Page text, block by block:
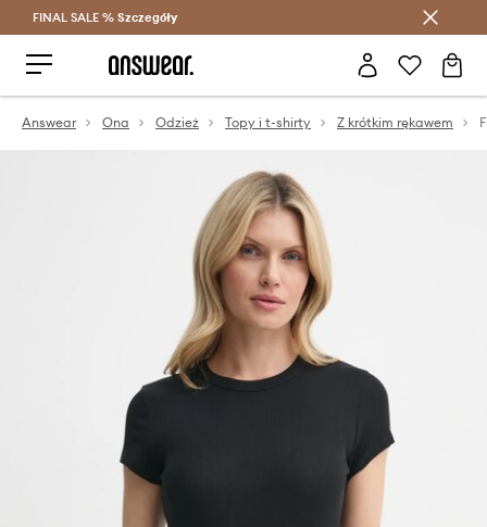
Oszczędzaj z Answear Club >
FINAL SALE % Szczegóły
Answear Ona Odzież Topy i t-shirty Z krótkim rękawem